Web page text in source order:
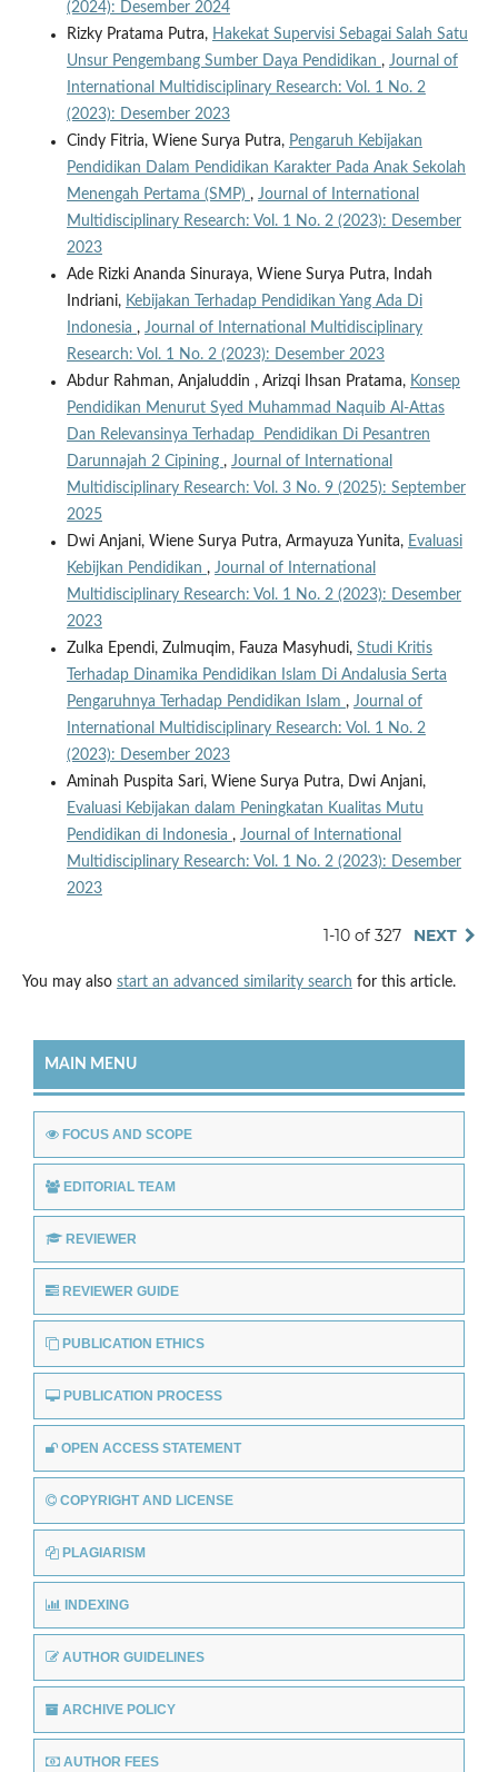
(2024): Desember 2024
Rizky Pratama Putra, Hakekat Supervisi Sebagai Salah Satu
Unsur Pengembang Sumber Daya Pendidikan , Journal of
International Multidisciplinary Research: Vol. 1 No. 2
(2023): Desember 2023
Cindy Fitria, Wiene Surya Putra, Pengaruh Kebijakan
Pendidikan Dalam Pendidikan Karakter Pada Anak Sekolah
Menengah Pertama (SMP) , Journal of International
Multidisciplinary Research: Vol. 1 No. 2 (2023): Desember
2023
Ade Rizki Ananda Sinuraya, Wiene Surya Putra, Indah
Indriani, Kebijakan Terhadap Pendidikan Yang Ada Di
Indonesia , Journal of International Multidisciplinary
Research: Vol. 1 No. 2 (2023): Desember 2023
Abdur Rahman, Anjaluddin , Arizqi Ihsan Pratama, Konsep
Pendidikan Menurut Syed Muhammad Naquib Al-Attas
Dan Relevansinya Terhadap Pendidikan Di Pesantren
Darunnajah 2 Cipining , Journal of International
Multidisciplinary Research: Vol. 3 No. 9 (2025): September
2025
Dwi Anjani, Wiene Surya Putra, Armayuza Yunita, Evaluasi
Kebijkan Pendidikan , Journal of International
Multidisciplinary Research: Vol. 1 No. 2 (2023): Desember
2023
Zulka Ependi, Zulmuqim, Fauza Masyhudi, Studi Kritis
Terhadap Dinamika Pendidikan Islam Di Andalusia Serta
Pengaruhnya Terhadap Pendidikan Islam , Journal of
International Multidisciplinary Research: Vol. 1 No. 2
(2023): Desember 2023
Aminah Puspita Sari, Wiene Surya Putra, Dwi Anjani,
Evaluasi Kebijakan dalam Peningkatan Kualitas Mutu
Pendidikan di Indonesia , Journal of International
Multidisciplinary Research: Vol. 1 No. 2 (2023): Desember
2023
1-10 of 327 NEXT
You may also start an advanced similarity search for this article.
MAIN MENU
FOCUS AND SCOPE
EDITORIAL TEAM
REVIEWER
REVIEWER GUIDE
PUBLICATION ETHICS
PUBLICATION PROCESS
OPEN ACCESS STATEMENT
COPYRIGHT AND LICENSE
PLAGIARISM
INDEXING
AUTHOR GUIDELINES
ARCHIVE POLICY
AUTHOR FEES